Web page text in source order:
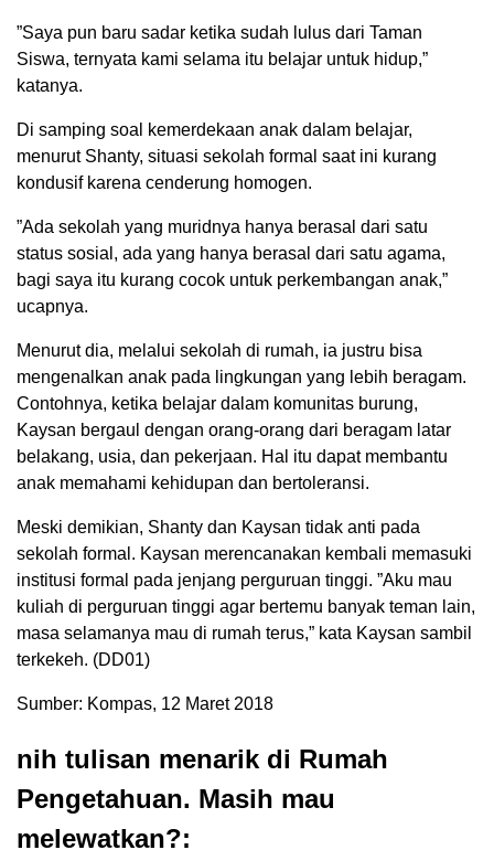
”Saya pun baru sadar ketika sudah lulus dari Taman
Siswa, ternyata kami selama itu belajar untuk hidup,”
katanya.
Di samping soal kemerdekaan anak dalam belajar,
menurut Shanty, situasi sekolah formal saat ini kurang
kondusif karena cenderung homogen.
”Ada sekolah yang muridnya hanya berasal dari satu
status sosial, ada yang hanya berasal dari satu agama,
bagi saya itu kurang cocok untuk perkembangan anak,”
ucapnya.
Menurut dia, melalui sekolah di rumah, ia justru bisa
mengenalkan anak pada lingkungan yang lebih beragam.
Contohnya, ketika belajar dalam komunitas burung,
Kaysan bergaul dengan orang-orang dari beragam latar
belakang, usia, dan pekerjaan. Hal itu dapat membantu
anak memahami kehidupan dan bertoleransi.
Meski demikian, Shanty dan Kaysan tidak anti pada
sekolah formal. Kaysan merencanakan kembali memasuki
institusi formal pada jenjang perguruan tinggi. ”Aku mau
kuliah di perguruan tinggi agar bertemu banyak teman lain,
masa selamanya mau di rumah terus,” kata Kaysan sambil
terkekeh. (DD01)
Sumber: Kompas, 12 Maret 2018
nih tulisan menarik di Rumah
Pengetahuan. Masih mau
melewatkan?: